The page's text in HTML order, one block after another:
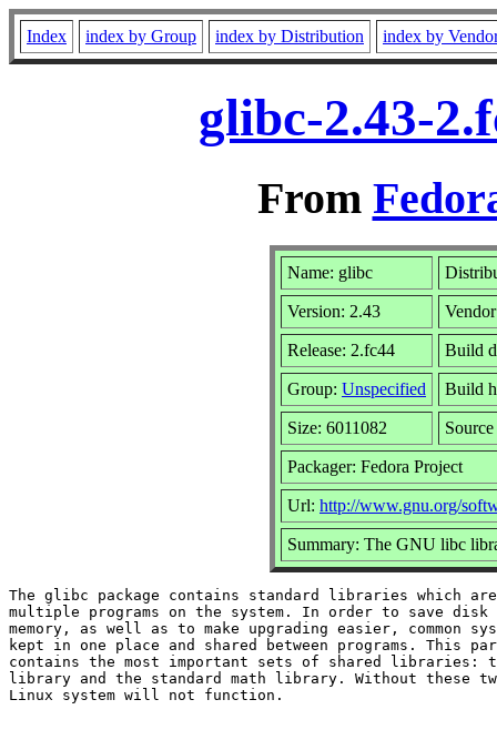
Index index by Group index by Distribution index by
glibc-2.43-
From
Name: glibc
Version: 2.43
Release: 2.fc44 Build
Group: Unspecified Build
Size: 6011082
Packager: Fedora Project
Url: http://www.gnu.org/
Summary: The GNU libc
The glibc package contains standard libraries which
multiple programs on the system. In order to save disk
memory, as well as to make upgrading easier, common
kept in one place and shared between programs. This
contains the most important sets of shared libraries:
library and the standard math library. Without these